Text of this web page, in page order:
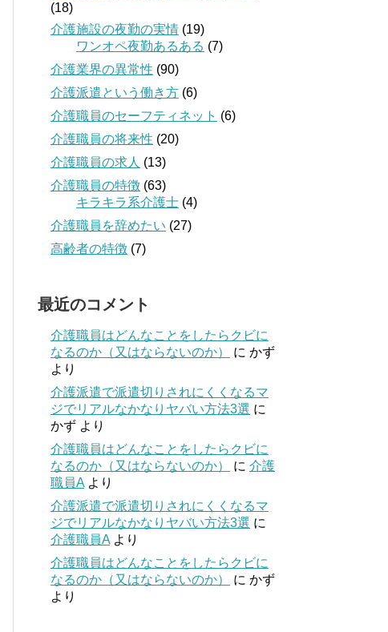
(18)
介護施設の夜勤の実情 (19)
ワンオペ夜勤あるある (7)
介護業界の異常性 (90)
介護派遣という働き方 (6)
介護職員のセーフティネット (6)
介護職員の将来性 (20)
介護職員の求人 (13)
介護職員の特徴 (63)
キラキラ系介護士 (4)
介護職員を辞めたい (27)
高齢者の特徴 (7)
最近のコメント
介護職員はどんなことをしたらクビに
なるのか（又はならないのか）
に かず
より
介護派遣で派遣切りされにくくなるマ
ジでリアルなかなりヤバい方法3選 に
かず より
介護職員はどんなことをしたらクビに
なるのか（又はならないのか）
に 介護
職員A より
介護派遣で派遣切りされにくくなるマ
ジでリアルなかなりヤバい方法3選 に
介護職員A より
介護職員はどんなことをしたらクビに
なるのか（又はならないのか）
に かず
より